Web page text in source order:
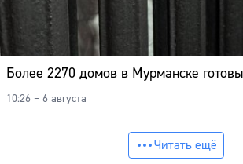
Более 2270 домов в Мурманске
10:26 – 6 августа
Читать ещё